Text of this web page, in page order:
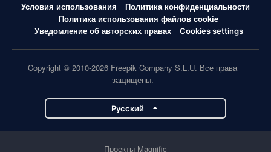
Условия использования
Политика конфиденциальности
Политика использования файлов cookie
Уведомление об авторских правах
Cookies settings
Copyright © 2010-2026 Freepik Company S.L.U. Все права
защищены.
Pусский
Проекты Magnific